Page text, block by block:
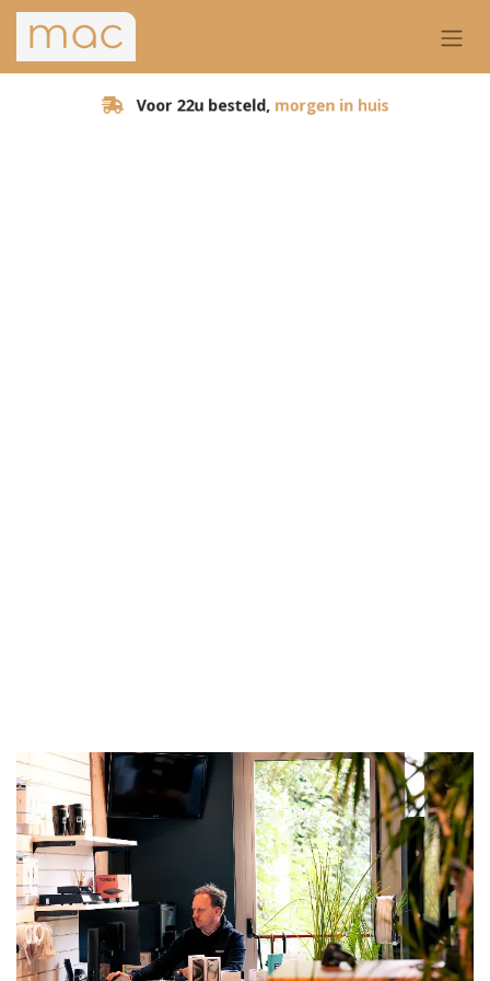
Voor 22u besteld, morgen in huis